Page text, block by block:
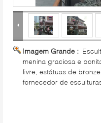
Imagem Grande :
menina graciosa e
livre, estátuas de
fornecedor de